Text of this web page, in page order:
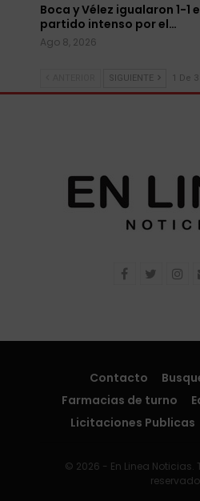
Boca y Vélez igualaron 1-1
partido intenso por el…
Ago 8, 2026
SIGUIENTE 1 De 3
Contacto
Farmacias de turno
Licitaciones Publicas
© 2026 - En Linea Noticias.